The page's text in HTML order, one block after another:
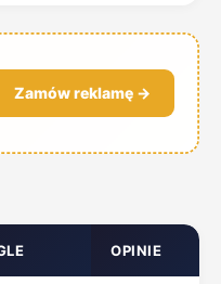
Zamów reklamę →
OPINIE